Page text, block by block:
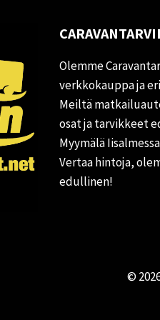
Olemme
verkkokauppa ja
Meiltä
osat ja tarvikkeet
Myymälä
Vertaa hintoja,
edullinen!
©